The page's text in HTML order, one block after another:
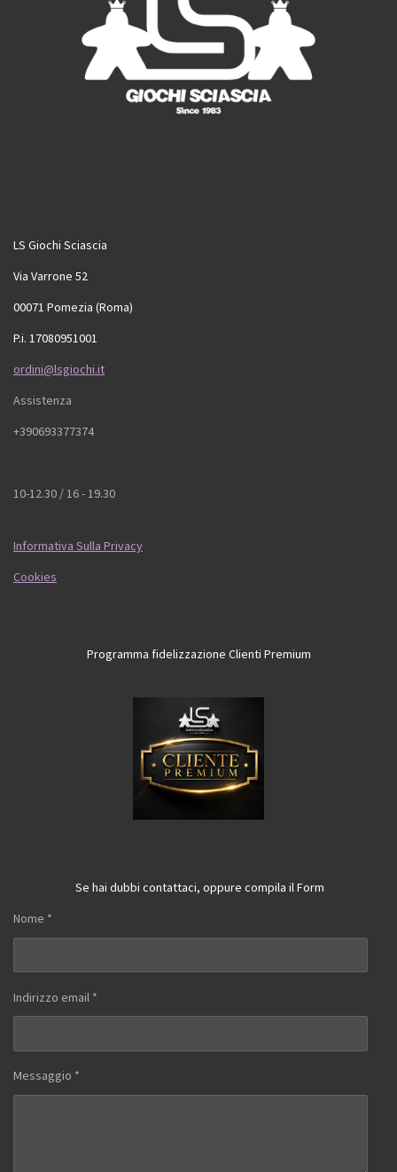
LS Giochi Sciascia
Via Varrone 52
00071 Pomezia (Roma)
P.i. 17080951001
ordini@lsgiochi.it
Assistenza
+390693377374
10-12.30 / 16 - 19.30
Informativa Sulla Privacy
Cookies
Programma fidelizzazione Clienti Premium
Se hai dubbi contattaci, oppure compila il Form
Nome *
Indirizzo email *
Messaggio *